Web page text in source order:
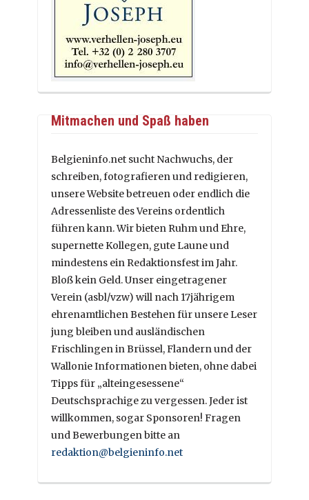
Mitmachen und Spaß haben
Belgieninfo.net sucht Nachwuchs, der
schreiben, fotografieren und redigieren,
unsere Website betreuen oder endlich die
Adressenliste des Vereins ordentlich
führen kann. Wir bieten Ruhm und Ehre,
supernette Kollegen, gute Laune und
mindestens ein Redaktionsfest im Jahr.
Bloß kein Geld. Unser eingetragener
Verein (asbl/vzw) will nach 17jährigem
ehrenamtlichen Bestehen für unsere Leser
jung bleiben und ausländischen
Frischlingen in Brüssel, Flandern und der
Wallonie Informationen bieten, ohne dabei
Tipps für „alteingesessene“
Deutschsprachige zu vergessen. Jeder ist
willkommen, sogar Sponsoren! Fragen
und Bewerbungen bitte an
redaktion@belgieninfo.net